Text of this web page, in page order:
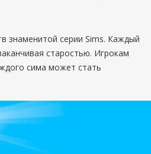
знаменитой серии Sims. Каждый
старостью. Игрокам
сима может стать